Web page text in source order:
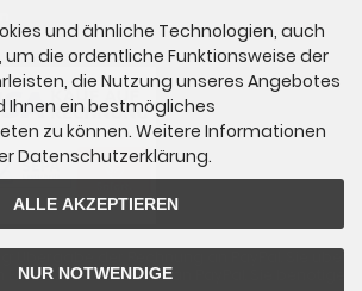
Übergabe der Rechnung an PayPal. Sie über
der Ware direkt an PayPal. Sie benötige
und ähnliche Technologien, auch
die ordentliche Funktionsweise der
die Nutzung unseres Angebotes
Ihnen ein bestmögliches
zu können. Weitere Informationen
Datenschutzerklärung.
ALLE AKZEPTIEREN
NUR NOTWENDIGE